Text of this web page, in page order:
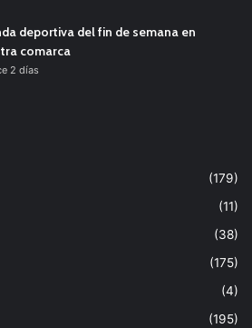
deportiva del fin de semana en
comarca
2 días
(179)
(11)
(38)
(175)
(4)
(195)